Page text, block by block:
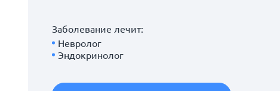
Заболевание лечит:
Невролог
Эндокринолог